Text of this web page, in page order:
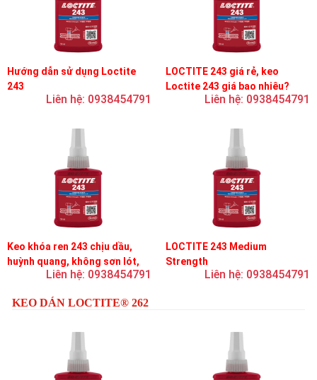
Hướng dẫn sử dụng Loctite
243
Liên hệ: 0938454791
LOCTITE 243 giá rẻ, keo
Loctite 243 giá bao nhiêu?
Liên hệ: 0938454791
Keo khóa ren 243 chịu dầu,
huỳnh quang, không sơn lót,
dễ tháo rời, độ bền trung bình
Liên hệ: 0938454791
LOCTITE 243 Medium
Strength
Liên hệ: 0938454791
KEO DÁN LOCTITE® 262